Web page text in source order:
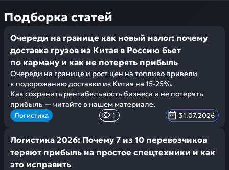
Подборка статей
Очереди на границе как новый налог: почему
доставка грузов из Китая в Россию бьет
по карману и как не потерять прибыль
Очереди на границе и рост цен на топливо привели
к подорожанию доставки из Китая на 15-25%.
Как сохранить рентабельность бизнеса и не потерять
прибыль — читайте в нашем материале.
Логистика 1 31.07.2026
Логистика 2026: Почему 7 из 10 перевозчиков
теряют прибыль на простое спецтехники и как
это исправить